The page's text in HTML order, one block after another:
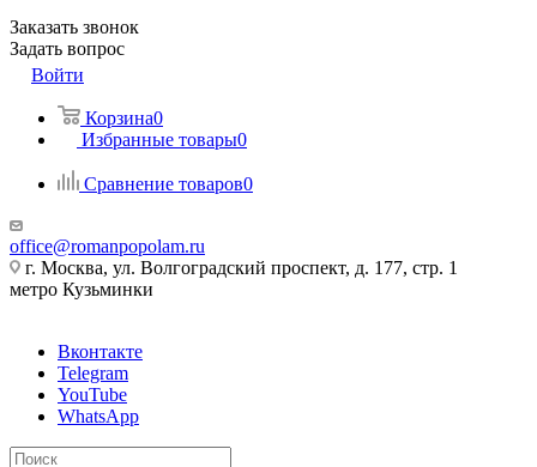
Заказать звонок
Задать вопрос
Войти
Корзина0
Избранные товары0
Сравнение товаров0
office@romanpopolam.ru
г. Москва, ул. Волгоградский проспект, д. 177, стр. 1
метро Кузьминки
Вконтакте
Telegram
YouTube
WhatsApp